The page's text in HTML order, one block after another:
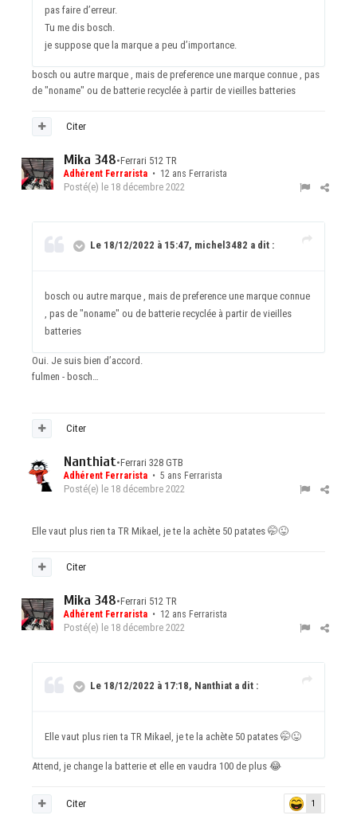
pas faire d’erreur.
Tu me dis bosch.
je suppose que la marque a peu d’importance.
bosch ou autre marque , mais de preference une marque connue , pas
de "noname" ou de batterie recyclée à partir de vieilles batteries
Citer
Mika 348•Ferrari 512 TR
Adhérent Ferrarista • 12 ans Ferrarista
Posté(e) le 18 décembre 2022
Le 18/12/2022 à 15:47, michel3482 a dit :
bosch ou autre marque , mais de preference une marque connue
, pas de "noname" ou de batterie recyclée à partir de vieilles
batteries
Oui. Je suis bien d’accord.
fulmen - bosch…
Citer
Nanthiat•Ferrari 328 GTB
Adhérent Ferrarista • 5 ans Ferrarista
Posté(e) le 18 décembre 2022
Elle vaut plus rien ta TR Mikael, je te la achète 50 patates 🤭😜
Citer
Mika 348•Ferrari 512 TR
Adhérent Ferrarista • 12 ans Ferrarista
Posté(e) le 18 décembre 2022
Le 18/12/2022 à 17:18, Nanthiat a dit :
Elle vaut plus rien ta TR Mikael, je te la achète 50 patates 🤭😜
Attend, je change la batterie et elle en vaudra 100 de plus 😂
1
Citer